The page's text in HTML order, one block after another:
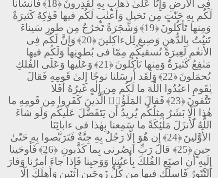
فِى الأَرضِ وَإِنّا عَلىٰ ذَهابٍ بِهِ لَقٰدِرونَ﴿18﴾
فَأَنشَأنا
لَكُم بِهِ جَنّٰتٍ مِن نَخيلٍ وَأَعنٰبٍ لَكُم فيها فَوٰكِهُ كَثيرَةٌ
وَمِنها تَأكُلونَ﴿19﴾
وَشَجَرَةً تَخرُجُ مِن طورِ سَيناءَ
تَنبُتُ بِالدُّهنِ وَصِبغٍ لِلءاكِلينَ﴿20﴾
وَإِنَّ لَكُم فِى
الأَنعٰمِ لَعِبرَةً نُسقيكُم مِمّا فى بُطونِها وَلَكُم فيها
مَنٰفِعُ كَثيرَةٌ وَمِنها تَأكُلونَ﴿21﴾
وَعَلَيها وَعَلَى الفُلكِ
تُحمَلونَ﴿22﴾
وَلَقَد أَرسَلنا نوحًا إِلىٰ قَومِهِ فَقالَ
يٰقَومِ اعبُدُوا اللَّهَ ما لَكُم مِن إِلٰهٍ غَيرُهُ أَفَلا
تَتَّقونَ﴿23﴾
فَقالَ المَلَؤُا۟ الَّذينَ كَفَروا مِن قَومِهِ ما
هٰذا إِلّا بَشَرٌ مِثلُكُم يُريدُ أَن يَتَفَضَّلَ عَلَيكُم وَلَو شاءَ
اللَّهُ لَأَنزَلَ مَلٰئِكَةً ما سَمِعنا بِهٰذا فى ءابائِنَا
الأَوَّلينَ﴿24﴾
إِن هُوَ إِلّا رَجُلٌ بِهِ جِنَّةٌ فَتَرَبَّصوا بِهِ حَتّىٰ
حينٍ﴿25﴾ قالَ رَبِّ انصُرنى بِما كَذَّبونِ ﴿26﴾
فَأَوحَينا
إِلَيهِ أَنِ اصنَعِ الفُلكَ بِأَعيُنِنا وَوَحيِنا فَإِذا جاءَ أَمرُنا وَفارَ
التَّنّورُ فَاسلُك فيها مِن كُلٍّ زَوجَينِ اثنَينِ وَأَهلَكَ إِلّا